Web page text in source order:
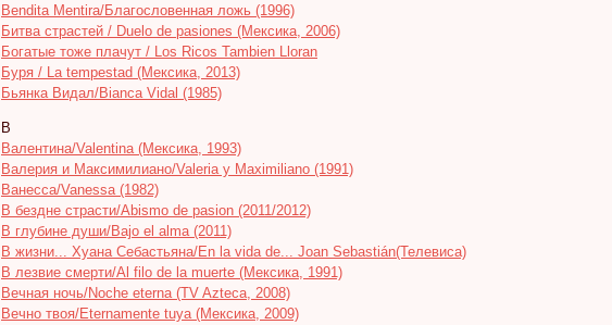
Bendita Mentira/Благословенная ложь (1996)
Битва страстей / Duelo de pasiones (Мексика, 2006)
Богатые тоже плачут / Los Ricos Tambien Lloran
Буря / La tempestad (Мексика, 2013)
Бьянка Видал/Bianca Vidal (1985)
В
Валентина/Valentina (Мексика, 1993)
Валерия и Максимилиано/Valeria y Maximiliano (1991)
Ванесса/Vanessa (1982)
В бездне страсти/Abismo de pasion (2011/2012)
В глубине души/Bajo el alma (2011)
В жизни... Хуана Себастьяна/En la vida de... Joan Sebastián(Телевиса)
В лезвие смерти/Al filo de la muerte (Мексика, 1991)
Вечная ночь/Noche eterna (TV Azteca, 2008)
Вечно твоя/Eternamente tuya (Мексика, 2009)